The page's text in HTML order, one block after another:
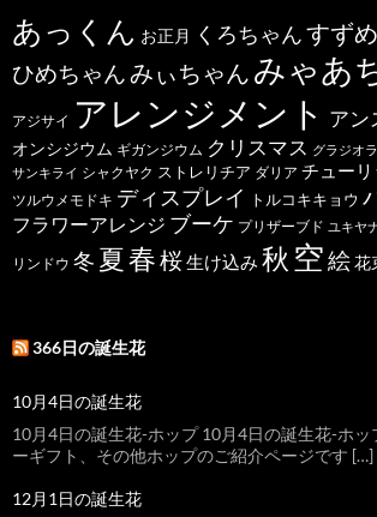
あっくん お正月 くろちゃんすずめ
ひめちゃんみぃちゃん みゃあ
アジサイ アレンジメント アン
オンシジウム ギガンジウム クリスマス グラジオ
サンキライ シャクヤク ストレリチア ダリア チュー
ツルウメモドキ ディスプレイ トルコキキョウ
フラワーアレンジ ブーケ プリザーブド ユキヤ
リンドウ 冬 夏春桜生け込み 秋 空絵花
366日の誕生花
10月4日の誕生花
10月4日の誕生花-ホップ 10月4日の誕生花-ホッ
ーギフト、その他ホップのご紹介ページです […]
12月1日の誕生花